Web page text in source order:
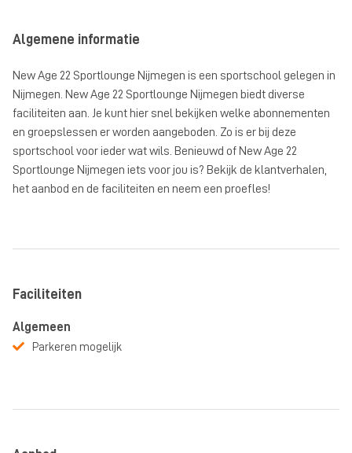
Algemene informatie
New Age 22 Sportlounge Nijmegen is een sportschool gelegen in
Nijmegen. New Age 22 Sportlounge Nijmegen biedt diverse
faciliteiten aan. Je kunt hier snel bekijken welke abonnementen
en groepslessen er worden aangeboden. Zo is er bij deze
sportschool voor ieder wat wils. Benieuwd of New Age 22
Sportlounge Nijmegen iets voor jou is? Bekijk de klantverhalen,
het aanbod en de faciliteiten en neem een proefles!
Faciliteiten
Algemeen
Parkeren mogelijk